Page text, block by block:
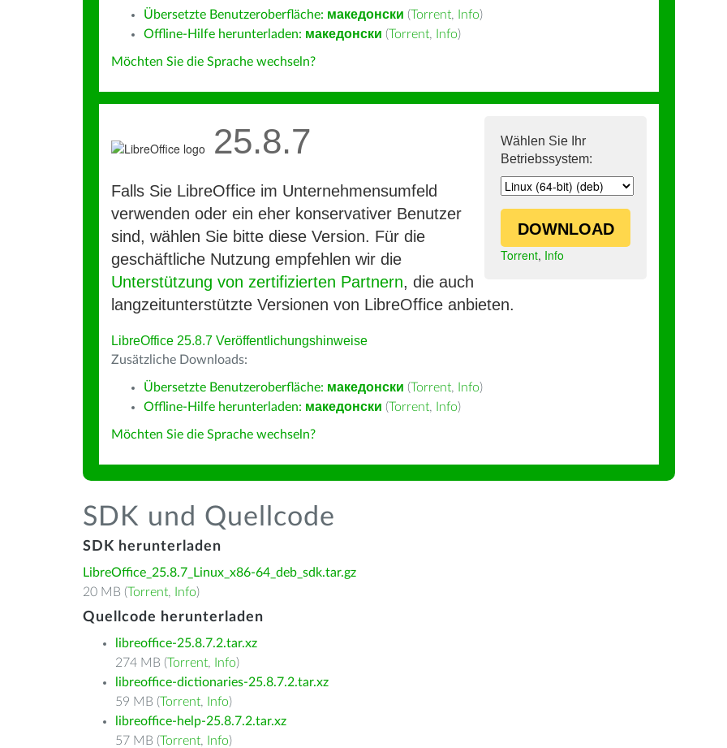
Übersetzte Benutzeroberfläche: македонски (Torrent, Info)
Offline-Hilfe herunterladen: македонски (Torrent, Info)
Möchten Sie die Sprache wechseln?
Wählen Sie Ihr
Betriebssystem:
DOWNLOAD
Torrent, Info
25.8.7
Falls Sie LibreOffice im Unternehmensumfeld
verwenden oder ein eher konservativer Benutzer
sind, wählen Sie bitte diese Version. Für die
geschäftliche Nutzung empfehlen wir die
Unterstützung von zertifizierten Partnern, die auch
langzeitunterstützte Versionen von LibreOffice anbieten.
LibreOffice 25.8.7 Veröffentlichungshinweise
Zusätzliche Downloads:
Übersetzte Benutzeroberfläche: македонски (Torrent, Info)
Offline-Hilfe herunterladen: македонски (Torrent, Info)
Möchten Sie die Sprache wechseln?
SDK und Quellcode
SDK herunterladen
LibreOffice_25.8.7_Linux_x86-64_deb_sdk.tar.gz
20 MB (Torrent, Info)
Quellcode herunterladen
libreoffice-25.8.7.2.tar.xz
274 MB (Torrent, Info)
libreoffice-dictionaries-25.8.7.2.tar.xz
59 MB (Torrent, Info)
libreoffice-help-25.8.7.2.tar.xz
57 MB (Torrent, Info)